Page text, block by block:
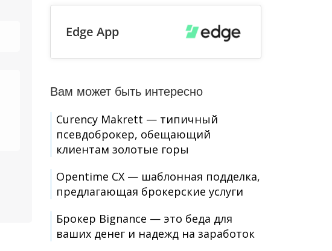
Edge App
Вам может быть интересно
Curency Makrett — типичный
псевдоброкер, обещающий
клиентам золотые горы
Opentime CX — шаблонная подделка,
предлагающая брокерские услуги
Брокер Bignance — это беда для
ваших денег и надежд на заработок